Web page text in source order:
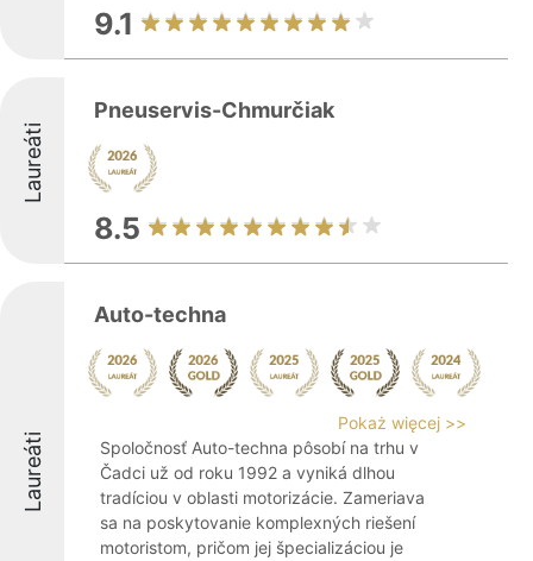
9.1
Laureáti
Pneuservis-Chmurčiak
8.5
Laureáti
Auto-techna
Pokaż więcej >>
Spoločnosť Auto-techna pôsobí na trhu v
Čadci už od roku 1992 a vyniká dlhou
tradíciou v oblasti motorizácie. Zameriava
sa na poskytovanie komplexných riešení
motoristom, pričom jej špecializáciou je